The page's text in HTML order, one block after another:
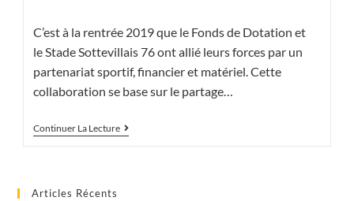
C’est à la rentrée 2019 que le Fonds de Dotation et
le Stade Sottevillais 76 ont allié leurs forces par un
partenariat sportif, financier et matériel. Cette
collaboration se base sur le partage…
Continuer La LectureLe
Fonds
Articles Récents